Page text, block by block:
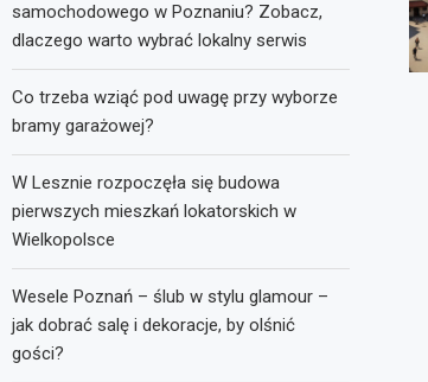
samochodowego w Poznaniu? Zobacz,
dlaczego warto wybrać lokalny serwis
Co trzeba wziąć pod uwagę przy wyborze
bramy garażowej?
W Lesznie rozpoczęła się budowa
pierwszych mieszkań lokatorskich w
Wielkopolsce
Wesele Poznań – ślub w stylu glamour –
jak dobrać salę i dekoracje, by olśnić
gości?